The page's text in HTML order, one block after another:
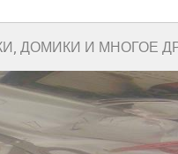
ДОМИКИ И МНОГОЕ